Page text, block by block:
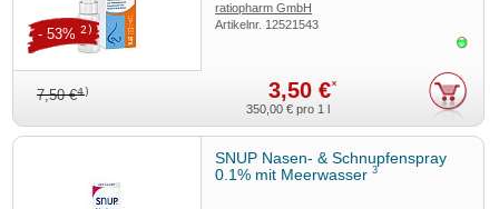
ratiopharm GmbH
Artikelnr. 12521543
7,50 €4) 3,50 €*
- 53% 2)
350,00 € pro 1 l
SNUP Nasen- & Schnupfenspray
0.1% mit Meerwasser3